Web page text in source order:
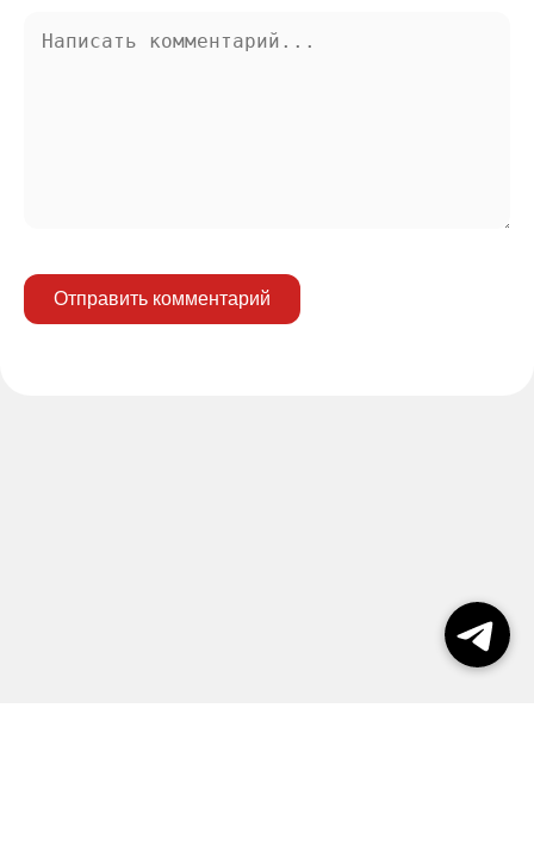
Отправить комментарий